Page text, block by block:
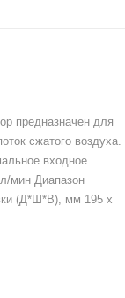
предназначен для
сжатого воздуха.
входное
мин Диапазон
(Д*Ш*В), мм 195 x